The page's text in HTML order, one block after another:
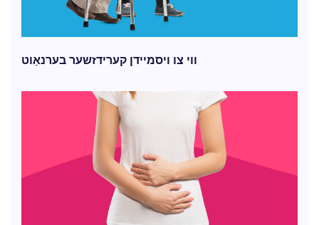
ווי צו ויסמיידן קערידזשער בערנאַוט